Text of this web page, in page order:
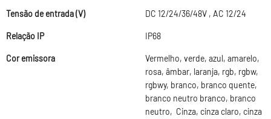
Tensão de entrada (V) DC 12/24/36/48V , AC 12/24
Relação IP IP68
Cor emissora
Vermelho, verde, azul, amarelo,
rosa, âmbar, laranja, rgb, rgbw,
rgbwy, branco, branco quente,
branco neutro branco, branco
neutro, Cinza, cinza claro, cinza